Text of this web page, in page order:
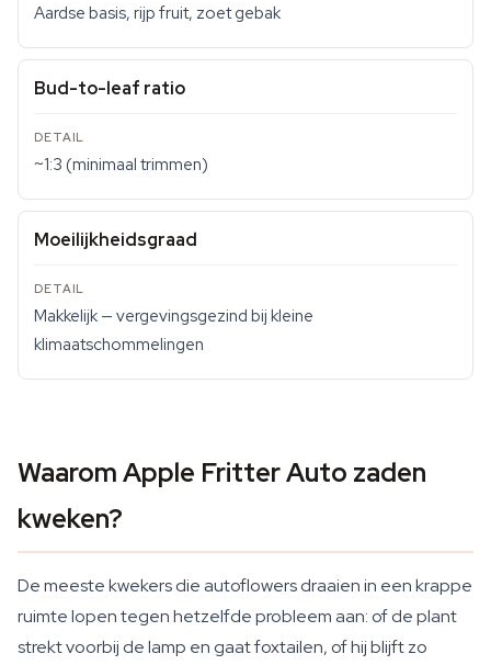
Aardse basis, rijp fruit, zoet gebak
Bud-to-leaf ratio
~1:3 (minimaal trimmen)
Moeilijkheidsgraad
Makkelijk — vergevingsgezind bij kleine
klimaatschommelingen
Waarom Apple Fritter Auto zaden
kweken?
De meeste kwekers die autoflowers draaien in een krappe
ruimte lopen tegen hetzelfde probleem aan: of de plant
strekt voorbij de lamp en gaat foxtailen, of hij blijft zo